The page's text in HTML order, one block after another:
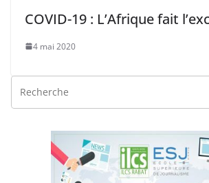
COVID-19 : L’Afrique fait
4 mai 2020